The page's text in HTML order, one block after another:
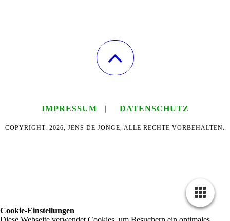
IMPRESSUM | DATENSCHUTZ
COPYRIGHT: 2026, JENS DE JONGE, ALLE RECHTE VORBEHALTEN.
Cookie-Einstellungen